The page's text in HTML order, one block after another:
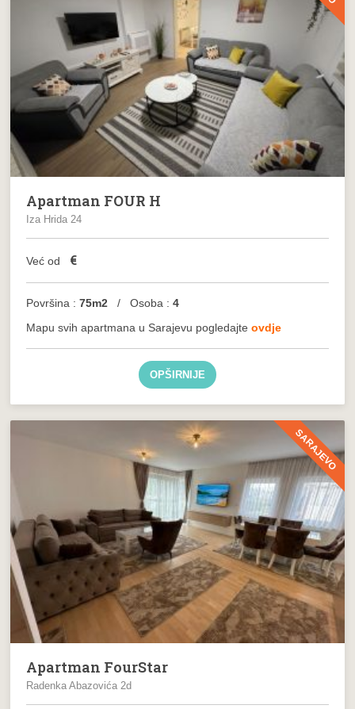
Apartman FOUR H
Iza Hrida 24
Već od €
Površina :75m2 / Osoba :4
Mapu svih apartmana u Sarajevu pogledajteovdje
OPŠIRNIJE
SARAJEVO
Apartman FourStar
Radenka Abazovića 2d